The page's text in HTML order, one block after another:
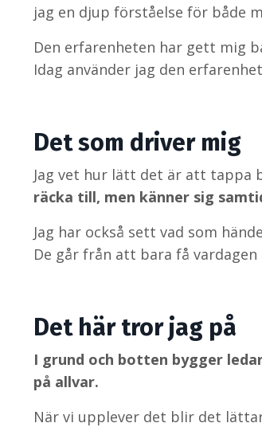
jag en djup förståelse för både
Den erfarenheten har gett mig
Idag använder jag den
Det som driver mig
Jag vet hur lätt det är att tappa
räcka till, men känner sig
Jag har också sett vad som
De går från att bara få
Det här tror jag på
I grund och botten bygger
på allvar.
När vi upplever det blir det